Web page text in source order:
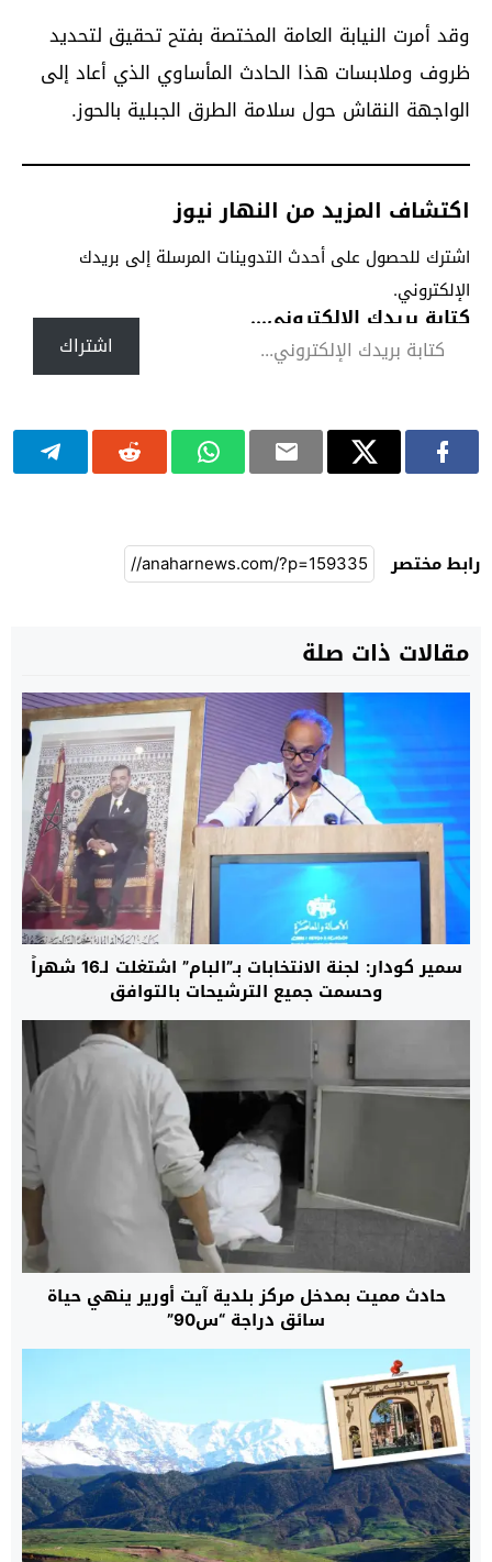
وقد أمرت النيابة العامة المختصة بفتح تحقيق لتحديد
ظروف وملابسات هذا الحادث المأساوي الذي أعاد إلى
الواجهة النقاش حول سلامة الطرق الجبلية بالحوز.
اكتشاف المزيد من النهار نيوز
اشترك للحصول على أحدث التدوينات المرسلة إلى بريدك
الإلكتروني.
كتابة بريدك الإلكتروني...
اشتراك
رابط مختصر
مقالات ذات صلة
سمير كودار: لجنة الانتخابات بـ”البام” اشتغلت لـ16 شهراً
وحسمت جميع الترشيحات بالتوافق
حادث مميت بمدخل مركز بلدية آيت أورير ينهي حياة
سائق دراجة “س90”